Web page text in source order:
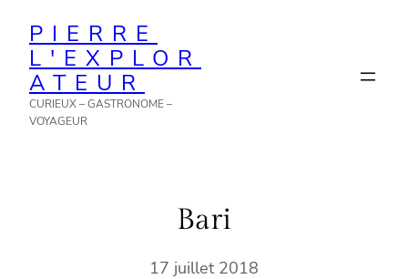
contenu
PIERRE
L'EXPLOR
ATEUR
CURIEUX – GASTRONOME –
VOYAGEUR
Bari
17 juillet 2018